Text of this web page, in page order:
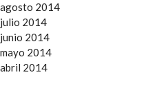
agosto 2014
julio 2014
junio 2014
mayo 2014
abril 2014